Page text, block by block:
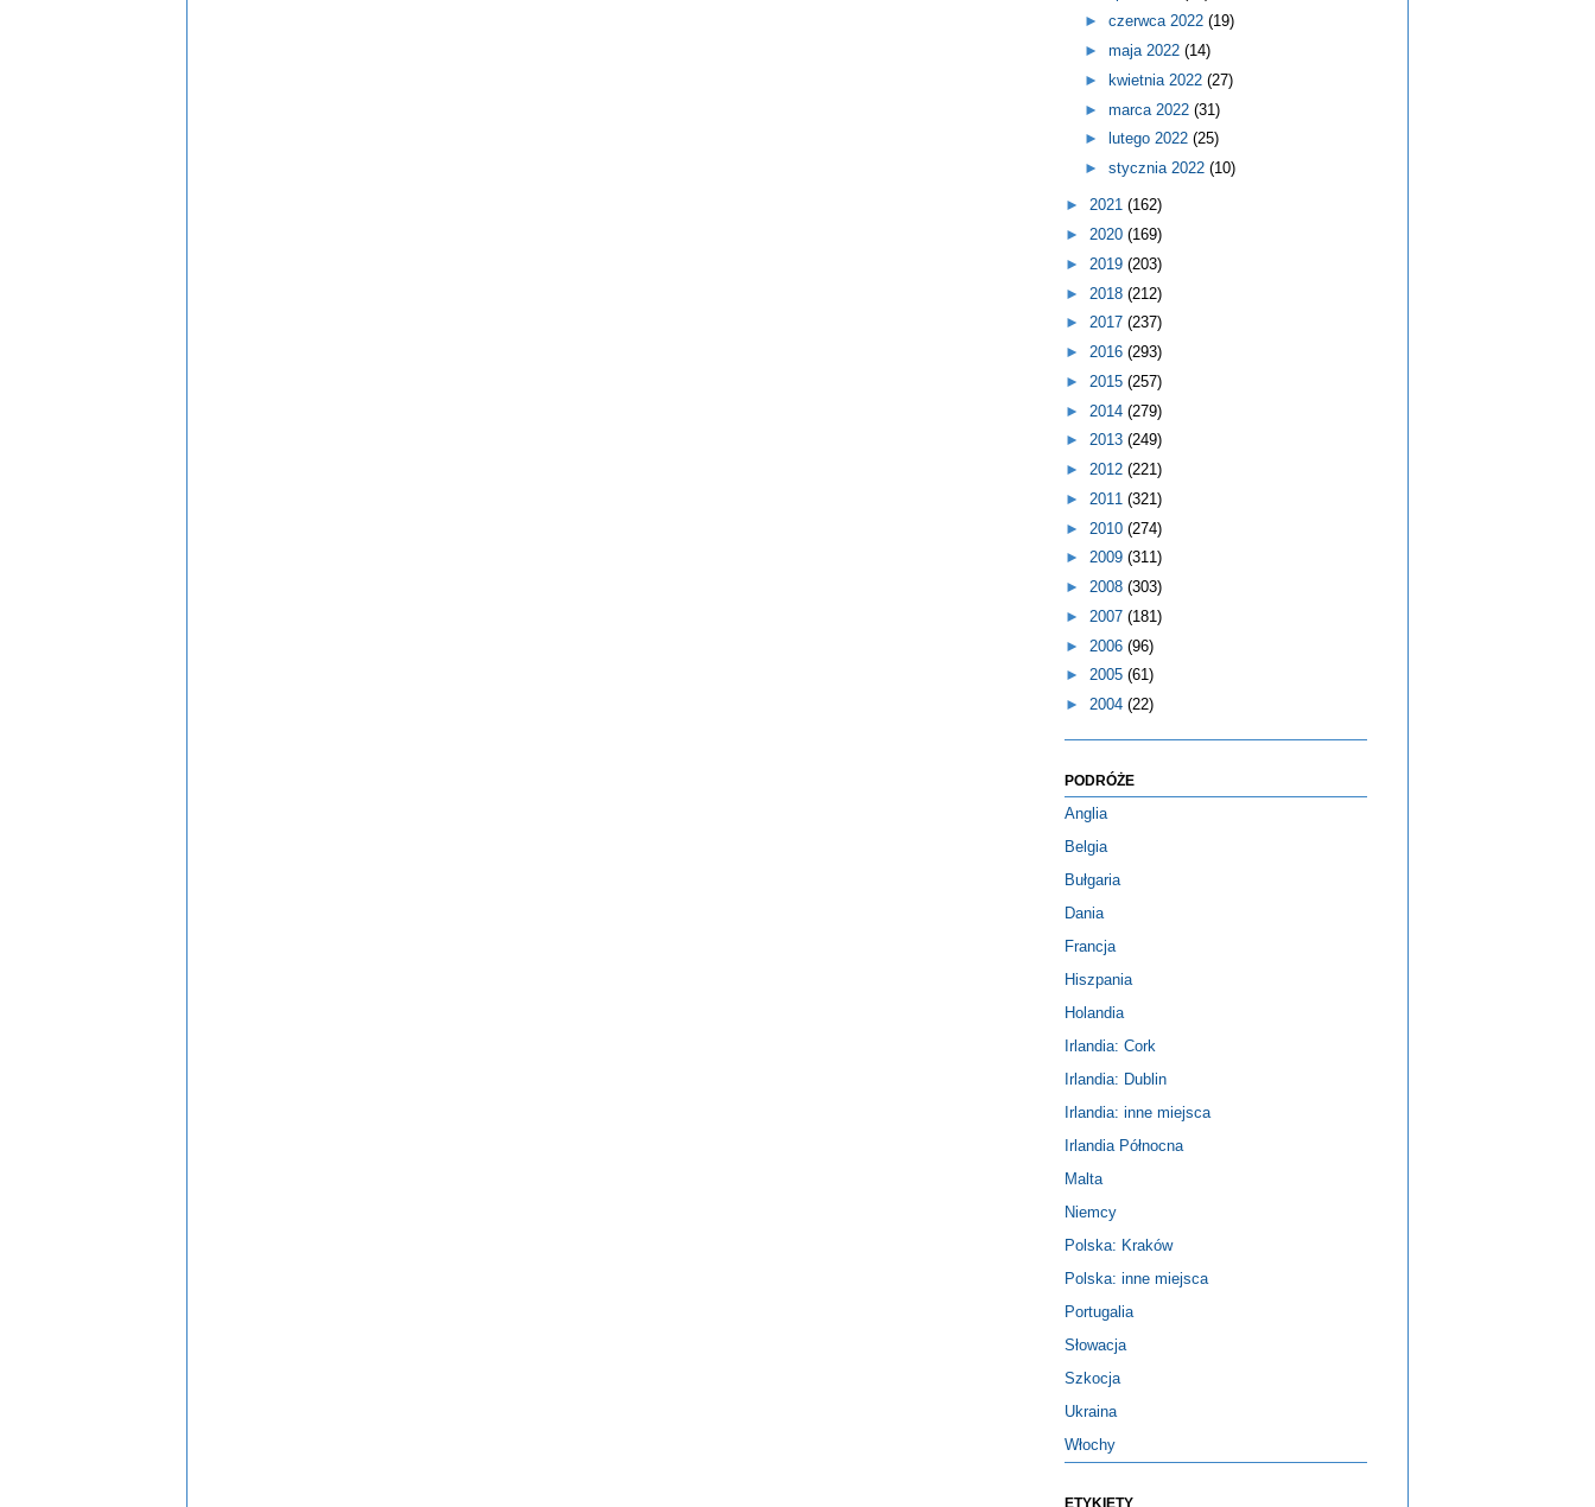
► czerwca 2022 (19)
► maja 2022 (14)
►
kwietnia 2022 (27)
► marca 2022 (31)
►
lutego 2022 (25)
► stycznia 2022 (10)
► 2021 (162)
► 2020 (169)
► 2019 (203)
► 2018 (212)
► 2017 (237)
► 2016 (293)
► 2015 (257)
► 2014 (279)
► 2013 (249)
► 2012 (221)
► 2011 (321)
► 2010 (274)
► 2009 (311)
► 2008 (303)
► 2007 (181)
► 2006 (96)
► 2005 (61)
► 2004 (22)
PODRÓŻE
Anglia
Belgia
Bułgaria
Dania
Francja
Hiszpania
Holandia
Irlandia: Cork
Irlandia: Dublin
Irlandia: inne miejsca
Irlandia Północna
Malta
Niemcy
Polska: Kraków
Polska: inne miejsca
Portugalia
Słowacja
Szkocja
Ukraina
Włochy
ETYKIETY